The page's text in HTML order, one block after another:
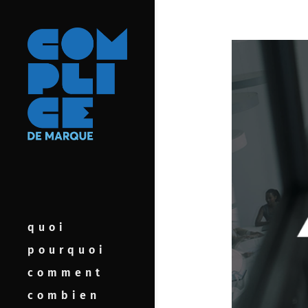
quoi
pourquoi
comment
combien